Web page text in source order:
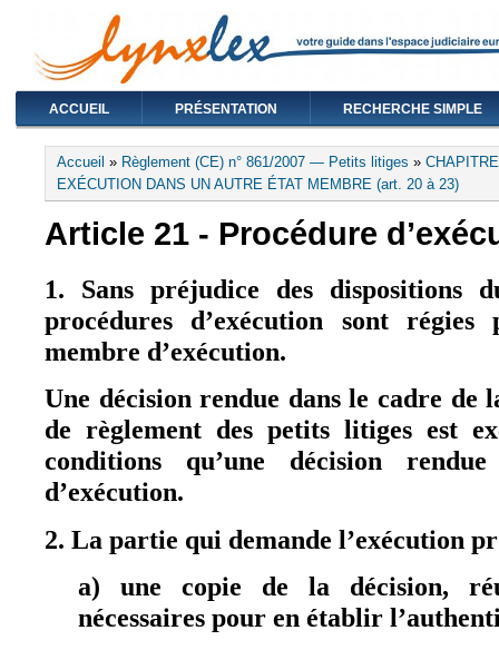
ACCUEIL PRÉSENTATION RECHERCHE SIMPLE
Vous êtes ici
Accueil » Règlement (CE) n° 861/2007 — Petits litiges »
EXÉCUTION DANS UN AUTRE ÉTAT MEMBRE (art. 20 à 23)
Article 21 - Procédure
1. Sans préjudice des dispositions
procédures d’exécution sont
membre d’exécution.
Une décision rendue dans le cadre de
de règlement des petits litiges est
conditions qu’une décision
d’exécution.
2. La partie qui demande l’exécution
a) une copie de la décision,
nécessaires pour en établir